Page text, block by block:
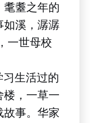
耄耋之年的
如溪，潺潺
一世母校
习生活过的
楼，一草一
故事。华家